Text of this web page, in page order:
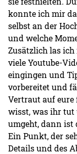
konnte ich mir
selbst an der
und welche
Zusätzlich las
viele Youtube-
eingingen und
vorbereitet und
Vertraut auf
wisst, was ihr tut
umgeht, dann ist
Ein Punkt, der
Details und des